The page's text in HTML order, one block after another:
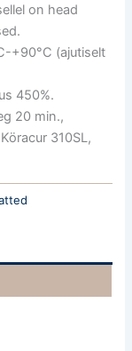
on head
+90°C (ajutiselt
450%.
20 min.,
310SL,